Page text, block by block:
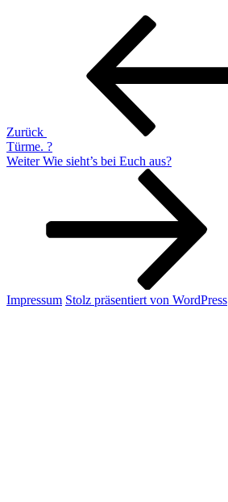
Beitragsnavigation
Zurück
Türme. ?
Nächster
Weiter Wie sieht’s bei Euch aus?
Impressum Stolz präsentiert von WordPress